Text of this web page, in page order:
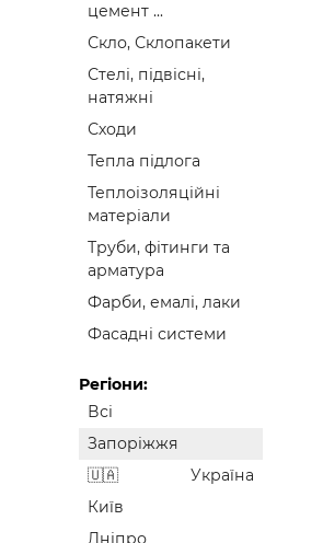
цемент ...
Скло, Склопакети
Стелі, підвісні,
натяжні
Сходи
Тепла підлога
Теплоізоляційні
матеріали
Труби, фітинги та
арматура
Фарби, емалі, лаки
Фасадні системи
Регіони:
Всі
Запоріжжя
Україна
Київ
Дніпро